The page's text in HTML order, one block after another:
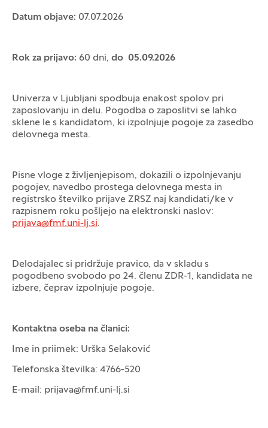
Datum objave: 07.07.2026
Rok za prijavo: 60 dni, do 05.09.2026
Univerza v Ljubljani spodbuja enakost spolov pri
zaposlovanju in delu. Pogodba o zaposlitvi se lahko
sklene le s kandidatom, ki izpolnjuje pogoje za zasedbo
delovnega mesta.
Pisne vloge z življenjepisom, dokazili o izpolnjevanju
pogojev, navedbo prostega delovnega mesta in
registrsko številko prijave ZRSZ naj kandidati/ke v
razpisnem roku pošljejo na elektronski naslov:
prijava@fmf.uni-lj.si.
Delodajalec si pridržuje pravico, da v skladu s
pogodbeno svobodo po 24. členu ZDR-1, kandidata ne
izbere, čeprav izpolnjuje pogoje.
Kontaktna oseba na članici:
Ime in priimek: Urška Selaković
Telefonska številka: 4766-520
E-mail: prijava@fmf.uni-lj.si